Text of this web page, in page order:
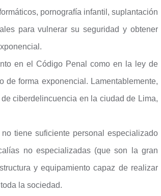
pornografía infantil, suplantación
para vulnerar su seguridad y obtener
en el Código Penal como en la ley de
forma exponencial. Lamentablemente,
ciberdelincuencia en la ciudad de Lima,
tiene suficiente personal especializado
no especializadas (que son la gran
y equipamiento capaz de realizar
la sociedad.